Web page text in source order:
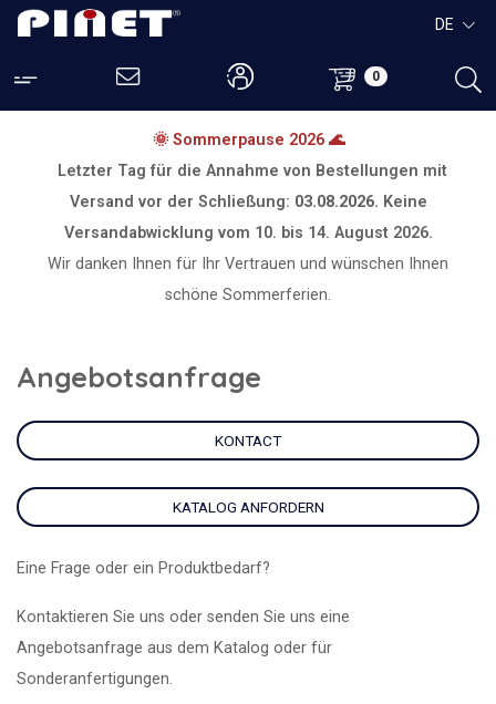
0
DE
🌞 Sommerpause 2026 🌊
Letzter Tag für die Annahme von Bestellungen mit
Versand vor der Schließung: 03.08.2026. Keine
Versandabwicklung vom 10. bis 14. August 2026.
Wir danken Ihnen für Ihr Vertrauen und wünschen Ihnen
schöne Sommerferien.
Angebotsanfrage
KONTACT
KATALOG ANFORDERN
Eine Frage oder ein Produktbedarf?
Kontaktieren Sie uns oder senden Sie uns eine
Angebotsanfrage aus dem Katalog oder für
Sonderanfertigungen.